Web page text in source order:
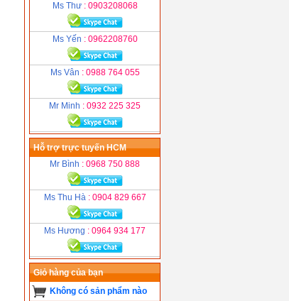
Ms Thư : 0903208068
Ms Yến : 0962208760
Ms Vân : 0988 764 055
Mr Minh : 0932 225 325
Hỗ trợ trực tuyến HCM
Mr Bình : 0968 750 888
Ms Thu Hà : 0904 829 667
Ms Hương : 0964 934 177
Giỏ hàng của bạn
Không có sản phẩm nào